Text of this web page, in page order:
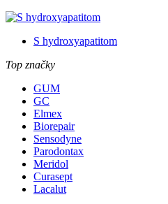
S hydroxyapatitom
Top značky
GUM
GC
Elmex
Biorepair
Sensodyne
Parodontax
Meridol
Curasept
Lacalut